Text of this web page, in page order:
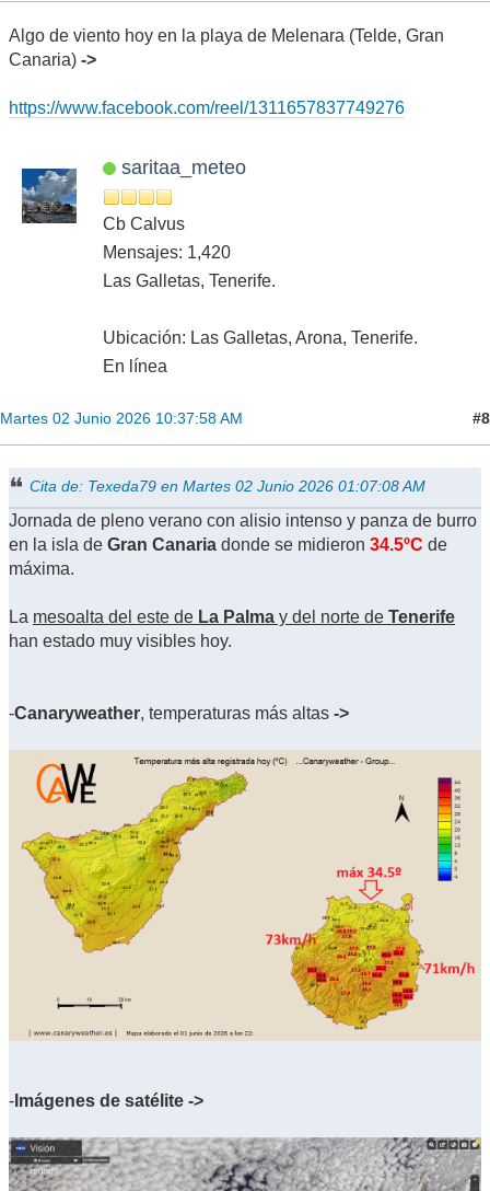
Algo de viento hoy en la playa de Melenara (Telde, Gran
Canaria) ->
https://www.facebook.com/reel/1311657837749276
saritaa_meteo
Cb Calvus
Mensajes: 1,420
Las Galletas, Tenerife.
Ubicación: Las Galletas, Arona, Tenerife.
En línea
Martes 02 Junio 2026 10:37:58 AM #8
Cita de: Texeda79 en Martes 02 Junio 2026 01:07:08 AM
Jornada de pleno verano con alisio intenso y panza de burro
en la isla de Gran Canaria donde se midieron 34.5ºC de
máxima.
La mesoalta del este de La Palma y del norte de Tenerife
han estado muy visibles hoy.
-Canaryweather, temperaturas más altas ->
- Imágenes de satélite ->